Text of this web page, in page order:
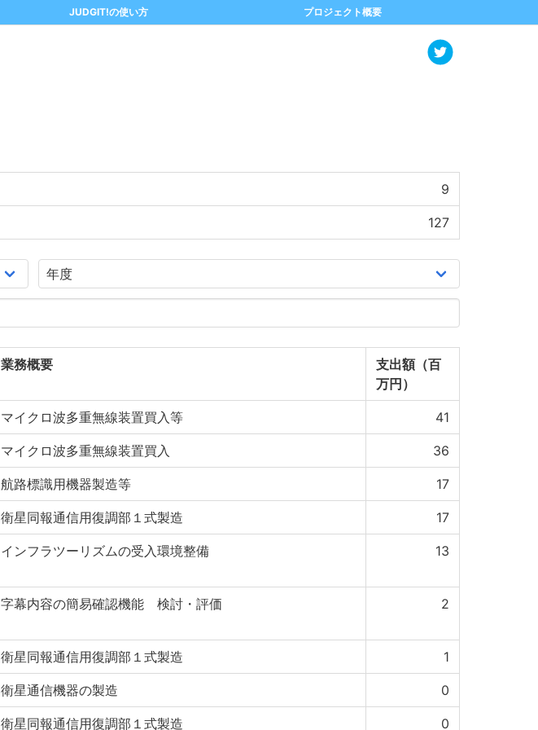
JUDGIT!の使い方 プロジェクト概要
9
127
業務概要
支出額（百
万円）
マイクロ波多重無線装置買入等 41
マイクロ波多重無線装置買入 36
航路標識用機器製造等 17
衛星同報通信用復調部１式製造 17
インフラツーリズムの受入環境整備 13
字幕内容の簡易確認機能 検討・評価 2
衛星同報通信用復調部１式製造 1
衛星通信機器の製造 0
衛星同報通信用復調部１式製造 0